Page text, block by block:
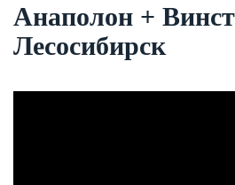
Анаполон +
Лесосибирск